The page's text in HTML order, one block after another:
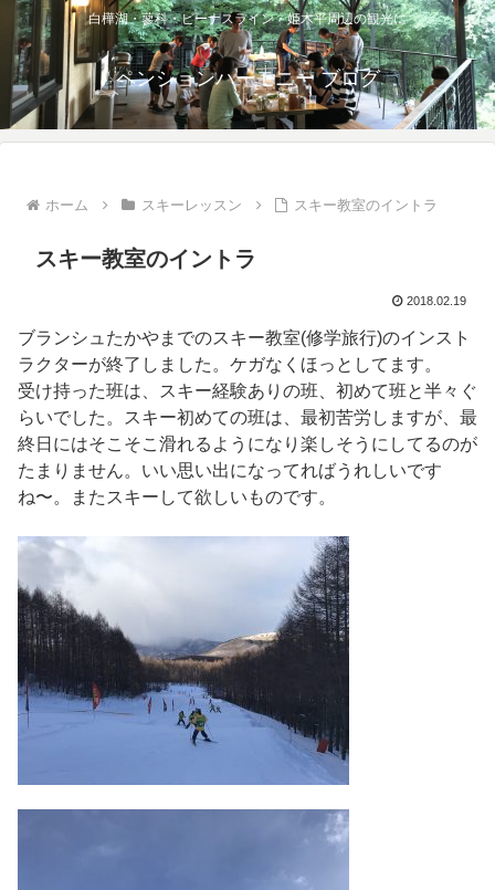
白樺湖・蓼科・ビーナスライン・姫木平周辺の観光に
ペンションハーモニー ブログ
ホーム スキーレッスン スキー教室のイントラ
スキー教室のイントラ
2018.02.19
ブランシュたかやまでのスキー教室(修学旅行)のインスト
ラクターが終了しました。ケガなくほっとしてます。
受け持った班は、スキー経験ありの班、初めて班と半々ぐ
らいでした。スキー初めての班は、最初苦労しますが、最
終日にはそこそこ滑れるようになり楽しそうにしてるのが
たまりません。いい思い出になってればうれしいです
ね〜。またスキーして欲しいものです。